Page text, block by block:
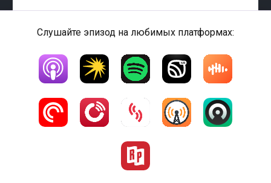
Слушайте эпизод на любимых платформах: